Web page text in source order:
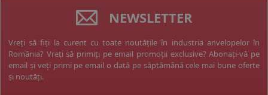
NEWSLETTER
Vreți să fiți la curent cu toate noutățile în industria anvelopelor în
România? Vreți să primiți pe email promoții exclusive? Abonați-vă pe
email și veți primi pe email o dată pe săptămână cele mai bune oferte
și noutăți.